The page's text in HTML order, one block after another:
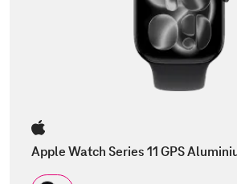
Apple Watch Series 11 GPS